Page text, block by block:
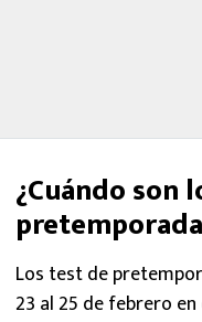
¿Cuándo son
Los test de
23 al 25 de febrero